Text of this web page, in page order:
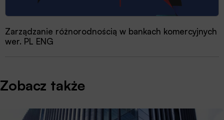
Zarządzanie różnorodnością w bankach komercyjnych
wer. PL ENG
Zobacz także